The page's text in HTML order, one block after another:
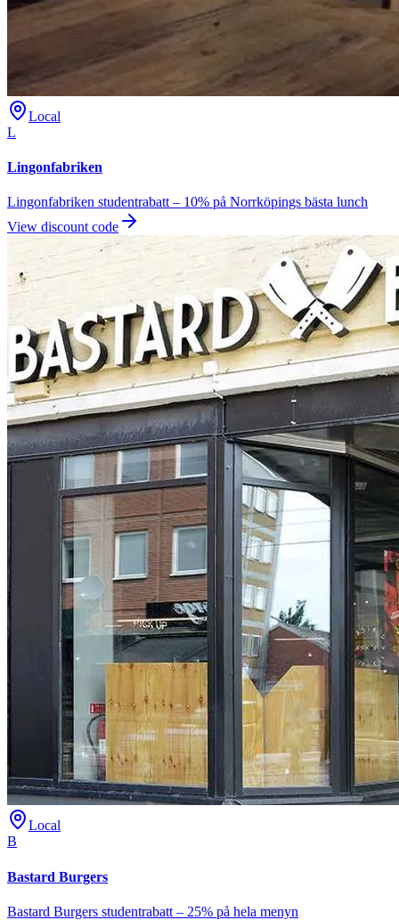
Local
L
Lingonfabriken
Lingonfabriken studentrabatt – 10% på Norrköpings bästa lunch
View discount code
Local
B
Bastard Burgers
Bastard Burgers studentrabatt – 25% på hela menyn